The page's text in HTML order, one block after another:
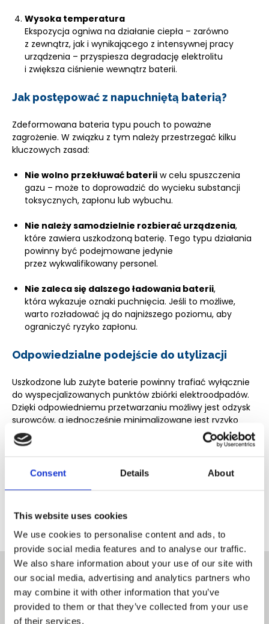
Consent Details About
This website uses cookies
We use cookies to personalise content and ads, to
provide social media features and to analyse our traffic.
We also share information about your use of our site with
our social media, advertising and analytics partners who
may combine it with other information that you’ve
provided to them or that they’ve collected from your use
of their services.
Wysoka temperatura
Ekspozycja ogniwa na działanie ciepła – zarówno
z zewnątrz, jak i wynikającego z intensywnej pracy
urządzenia – przyspiesza degradację elektrolitu
i zwiększa ciśnienie wewnątrz baterii.
Jak postępować z napuchniętą baterią?
Zdeformowana bateria typu pouch to poważne
zagrożenie. W związku z tym należy przestrzegać kilku
kluczowych zasad:
Nie wolno przekłuwać baterii w celu spuszczenia
gazu – może to doprowadzić do wycieku substancji
toksycznych, zapłonu lub wybuchu.
Nie należy samodzielnie rozbierać urządzenia,
które zawiera uszkodzoną baterię. Tego typu działania
powinny być podejmowane jedynie
przez wykwalifikowany personel.
Nie zaleca się dalszego ładowania baterii,
która wykazuje oznaki puchnięcia. Jeśli to możliwe,
warto rozładować ją do najniższego poziomu, aby
ograniczyć ryzyko zapłonu.
Odpowiedzialne podejście do utylizacji
Uszkodzone lub zużyte baterie powinny trafiać wyłącznie
do wyspecjalizowanych punktów zbiórki elektroodpadów.
Dzięki odpowiedniemu przetwarzaniu możliwy jest odzysk
surowców, a jednocześnie minimalizowane jest ryzyko
skażenia środowiska.
Jeśli chcesz dowiedzieć się więcej o bezpiecznej utylizacji
Oferujemy kompleksowe wsparcie dla osób prywatnych,
PODOBNE WPISY